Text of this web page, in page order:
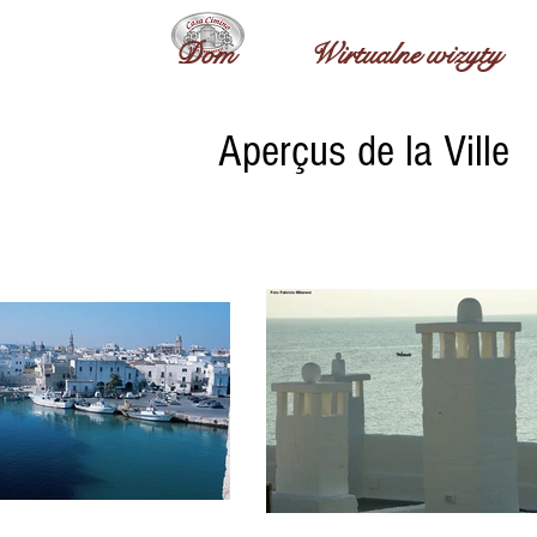
B&B Casa Cimino
Dom Wirtualne wizyty
Aperçus de la Ville